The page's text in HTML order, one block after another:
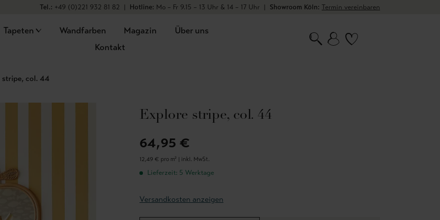
Tel.: +49 (0)221 932 81 82 | Hotline: Mo – Fr 9.15 – 13 Uhr & 14 – 17 Uhr | Showroom Köln: Termin vereinbaren
Tapeten Wandfarben Magazin
Über uns
Kontakt
stripe, col. 44
Explore stripe, col. 44
64,95 €
12,49 € pro m² | inkl. MwSt.
Lieferzeit: 5 Werktage
Versandkosten anzeigen